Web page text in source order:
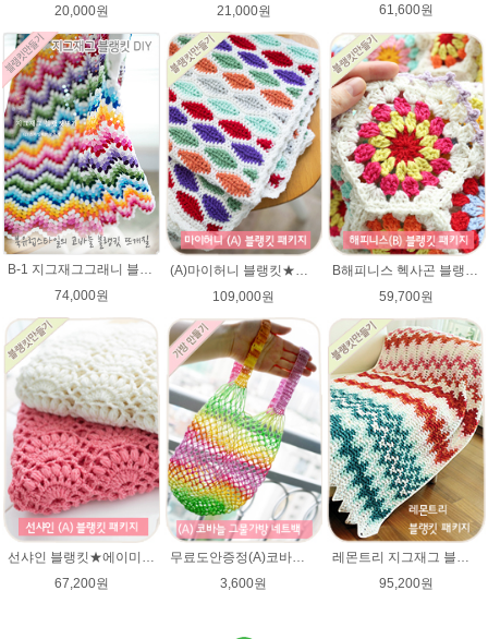
20,000원
21,000원
61,600원
B-1 지그재그그래니 블랭킷★메리노퓨어울 뜨개실 코바늘뜨기(뜨개실 20타래+도안증정)/봄 블랭킷뜨기/가을 북유럽블랭킷 뜨개질
74,000원
(A)마이허니 블랭킷★에이미울 뜨개실DIY 손뜨개무릎담요/ 코바늘블랭킷
109,000원
B해피니스 헥사곤 블랭킷뜨기★메리노퓨어울 DIY 재료 패키지(뜨개실 15타래+도안증정)/봄 블랭킷뜨기 / 가을 북유럽블랭킷 코바늘뜨기
59,700원
선샤인 블랭킷★에이미울 뜨개실 DIY 아기이불 코바늘뜨기/베이비 이불뜨기 / 손뜨개블랭킷 부드러운 털실
67,200원
무료도안증정(A)코바늘 그물가방 네트백 패키지 (종이도안+ 엘레강스 1타래)/코바늘가방/코바늘 그물가방 도안/그물백 니트가방/면사/여름뜨개실 미스바틱/코바늘뜨기
3,600원
레몬트리 지그재그 블랭킷★에이미울 뜨개실DIY 코바늘뜨기 손뜨개무릎담요/부드러운 아기 베이비 털실
95,200원